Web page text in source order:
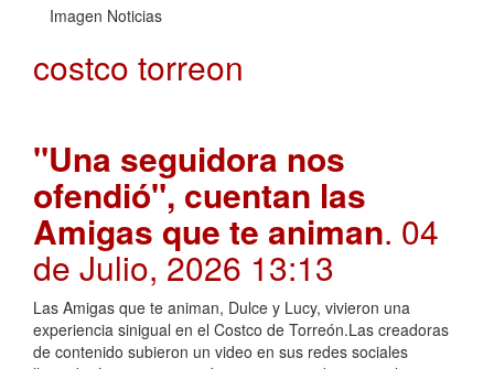
Imagen Noticias
costco torreon
"Una seguidora nos
ofendió", cuentan las
Amigas que te animan. 04
de Julio, 2026 13:13
Las Amigas que te animan, Dulce y Lucy, vivieron una
experiencia sinigual en el Costco de Torreón.Las creadoras
de contenido subieron un video en sus redes sociales